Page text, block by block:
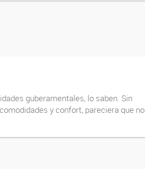
guberamentales, lo saben. Sin
y confort, pareciera que no